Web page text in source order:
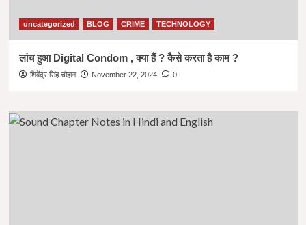
uncategorized BLOG CRIME TECHNOLOGY
लांच हुआ Digital Condom , क्या हैं ? कैसे करता है काम ?
शिवेंद्र सिंह चौहान November 22, 2024 0